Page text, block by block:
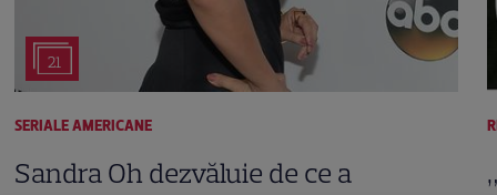
21
SERIALE AMERICANE
Sandra Oh dezvăluie de ce a